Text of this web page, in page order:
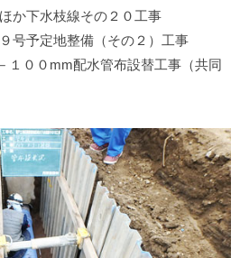
か下水枝線その２０工事
号予定地整備（その２）工事
１００mm配水管布設替工事（共同